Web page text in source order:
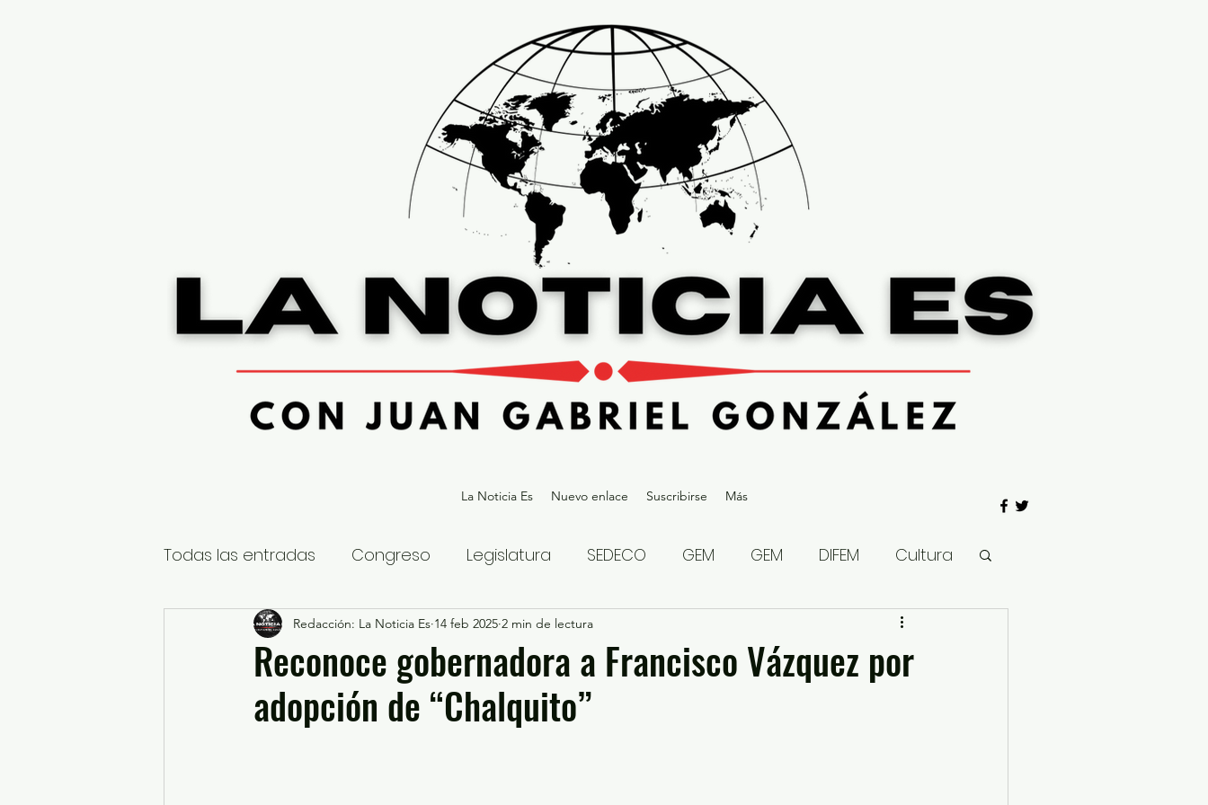
La Noticia Es Nuevo enlace Suscribirse Más
Todas las entradas Congreso Legislatura SEDECO GEM GEM DIFEM Cultura
Nacional Estatal Gubernatura Edoméx 2023
Educación y Cultura Seguridad y Justicia Denuncia Ciudadana
Reconoce gobernadora a Francisco Vázquez por
adopción de “Chalquito”
Redacción: La Noticia Es 14 feb 2025 2 min de lectura